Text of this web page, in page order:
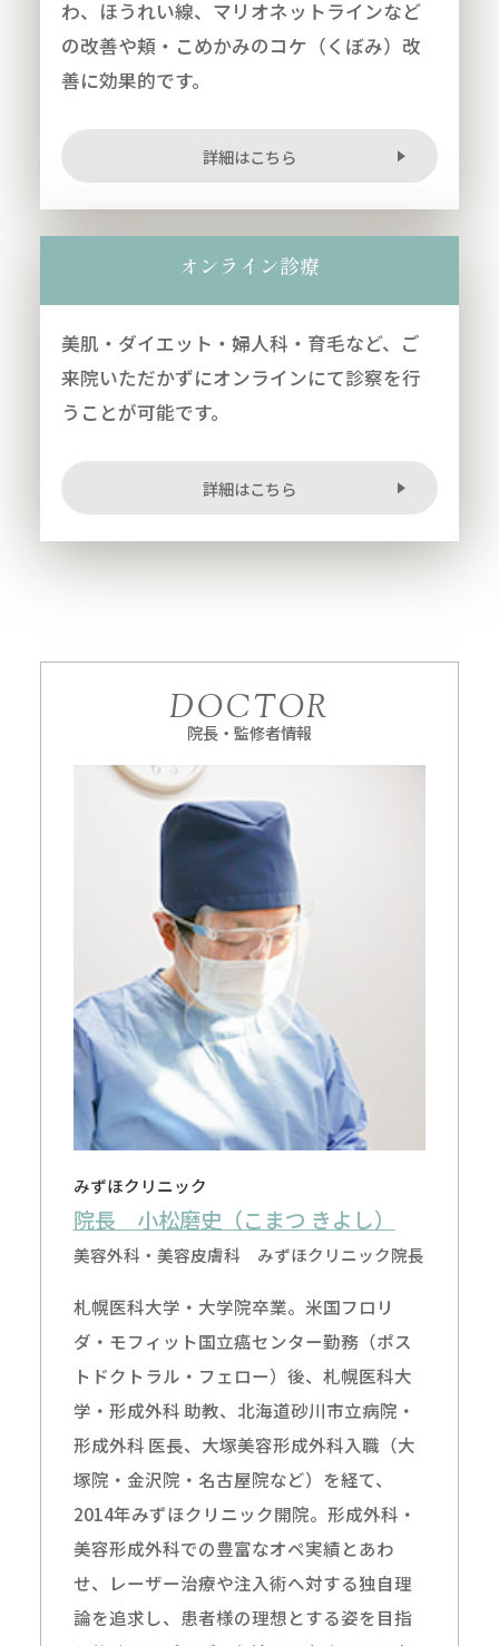
わ、ほうれい線、マリオネットラインなど
の改善や頬・こめかみのコケ（くぼみ）改
善に効果的です。
詳細はこちら
オンライン診療
美肌・ダイエット・婦人科・育毛など、ご
来院いただかずにオンラインにて診察を行
うことが可能です。
詳細はこちら
DOCTOR
院長・監修者情報
みずほクリニック
院長 小松磨史（こまつ きよし）
美容外科・美容皮膚科 みずほクリニック院長
札幌医科大学・大学院卒業。米国フロリ
ダ・モフィット国立癌センター勤務（ポス
トドクトラル・フェロー）後、札幌医科大
学・形成外科 助教、北海道砂川市立病院・
形成外科 医長、大塚美容形成外科入職（大
塚院・金沢院・名古屋院など）を経て、
2014年みずほクリニック開院。形成外科・
美容形成外科での豊富なオペ実績とあわ
せ、レーザー治療や注入術へ対する独自理
論を追求し、患者様の理想とする姿を目指